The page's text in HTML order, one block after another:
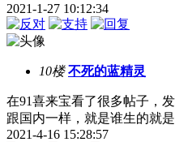
2021-1-27 10:12:34
10楼 不死的蓝精灵
在91喜来宝看了很多帖子，
跟国内一样，就是谁生的就是
2021-4-16 15:28:57